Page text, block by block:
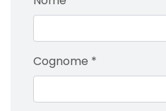
Cognome *